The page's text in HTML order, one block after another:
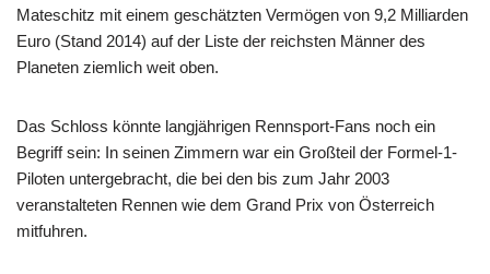
Mateschitz mit einem geschätzten Vermögen von 9,2 Milliarden
Euro (Stand 2014) auf der Liste der reichsten Männer des
Planeten ziemlich weit oben.
Das Schloss könnte langjährigen Rennsport-Fans noch ein
Begriff sein: In seinen Zimmern war ein Großteil der Formel-1-
Piloten untergebracht, die bei den bis zum Jahr 2003
veranstalteten Rennen wie dem Grand Prix von Österreich
mitfuhren.